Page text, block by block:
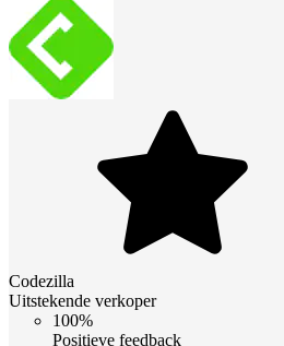
Codezilla
Uitstekende verkoper
100%
Positieve feedback